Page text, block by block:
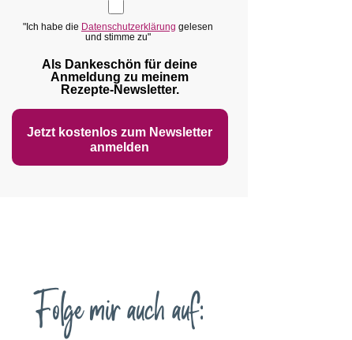
"Ich habe die Datenschutzerklärung gelesen
und stimme zu"
Als Dankeschön für deine
Anmeldung zu meinem
Rezepte‑Newsletter.
Jetzt kostenlos zum Newsletter
anmelden
Folge mir auch auf: